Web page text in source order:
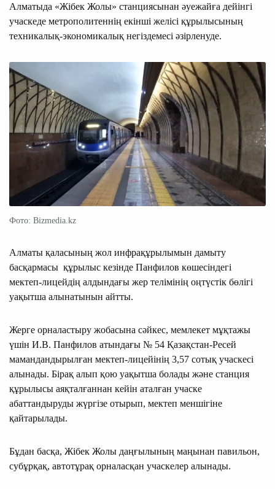
Алматыда «Жібек Жолы» станциясынан әуежайға дейінгі
учаскеде метрополитеннің екінші желісі құрылысының
техникалық-экономикалық негіздемесі әзірленуде.
Фото: Bizmedia.kz
Алматы қаласының жол инфрақұрылымын дамыту
басқармасы құрылыс кезінде Панфилов көшесіндегі
мектеп-лицейдің алдындағы жер телімінің оңтүстік бөлігі
уақытша алынатынын айтты.
Жерге орналастыру жобасына сәйкес, мемлекет мұқтажы
үшін И.В. Панфилов атындағы № 54 Қазақстан-Ресей
мамандандырылған мектеп-лицейінің 3,57 сотық учаскесі
алынады. Бірақ алып қою уақытша болады және станция
құрылысы аяқталғаннан кейін аталған учаске
абаттандыруды жүргізе отырып, мектеп меншігіне
қайтарылады.
Бұдан басқа, Жібек Жолы даңғылының маңынан павильон,
субұрқақ, автотұрақ орналасқан учаскелер алынады.